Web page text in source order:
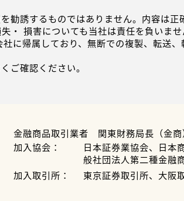
勧誘するものではありません。内容は
・ 損害についても当社は責任を負いま
に帰属しており、無断での複製、転送、
ご確認ください。
金融商品取引業者 関東財務局長（金
加入協会：
日本証券業協会、日本
般社団法人第二種金融
加入取引所：
東京証券取引所、大阪